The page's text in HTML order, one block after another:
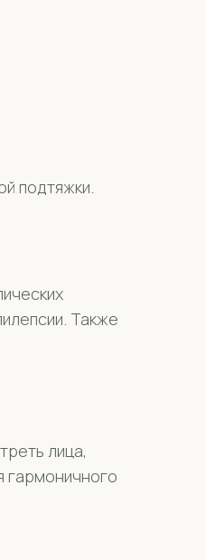
подтяжки.
Также
лица,
гармоничного